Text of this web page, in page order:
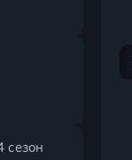
сезон